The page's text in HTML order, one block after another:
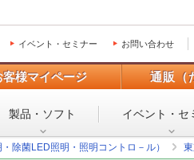
イベント・セミナー お問い合わせ
客様マイページ 通販（
製品・ソフト イベント・ セ
除菌LED照明・照明コントロ－ル）